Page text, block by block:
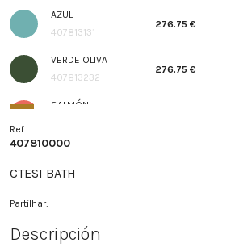
AZUL
407813131
276.75 €
VERDE OLIVA
407813232
276.75 €
SALMÓN
Ref.
407810000
CTESI BATH
Partilhar:
Descripción